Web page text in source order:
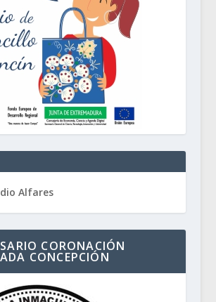
Alfares
CORONACIÓN
CONCEPCIÓN